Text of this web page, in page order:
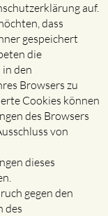
auf.
dass
gespeichert
die
den
Browsers zu
Cookies können
des Browsers
von
dieses
gegen den
des